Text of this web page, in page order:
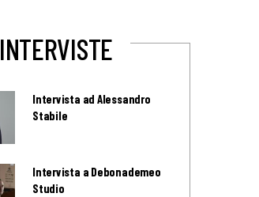
INTERVISTE
Intervista ad Alessandro
Stabile
Intervista a Debonademeo
Studio